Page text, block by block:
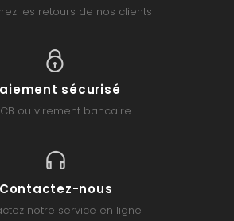
les retours de nos clients
sécurisé
ou virement bancaire
Contactez-nous
notre service en ligne